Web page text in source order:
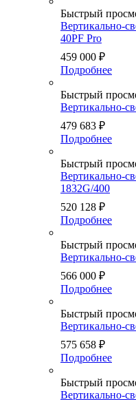
Быстрый
Вертикально-
40PF Pro
459 000 ₽
Подробнее
Быстрый
Вертикально-
479 683 ₽
Подробнее
Быстрый
Вертикально-
1832G/400
520 128 ₽
Подробнее
Быстрый
Вертикально-
566 000 ₽
Подробнее
Быстрый
Вертикально-
575 658 ₽
Подробнее
Быстрый
Вертикально-